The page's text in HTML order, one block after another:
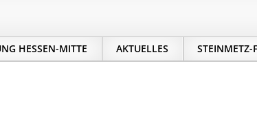
HESSEN-MITTE AKTUELLES STEINMETZ-